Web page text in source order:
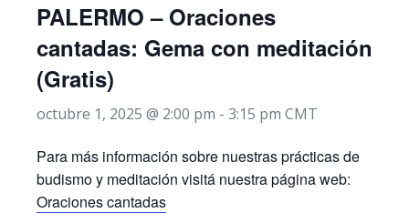
PALERMO – Oraciones
cantadas: Gema con meditación
(Gratis)
octubre 1, 2025 @ 2:00 pm - 3:15 pm CMT
Para más información sobre nuestras prácticas de
budismo y meditación visitá nuestra página web:
Oraciones cantadas